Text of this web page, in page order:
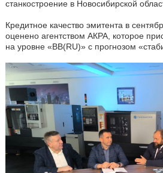
станкостроение в Новосибирской
Кредитное качество эмитента в
оценено агентством АКРА, которое
на уровне «BB(RU)» с прогнозом